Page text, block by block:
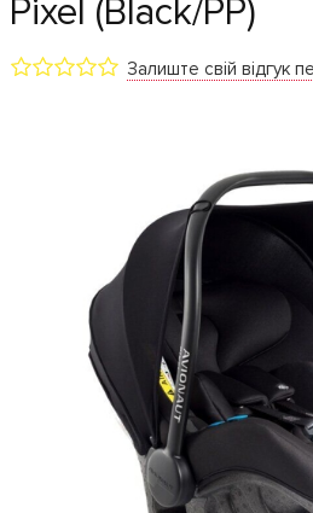
Pixel (Black/PP)
Залиште свій відгук